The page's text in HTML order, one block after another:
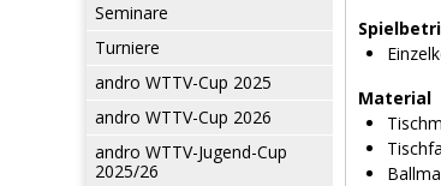
Seminare
Turniere
andro WTTV-Cup 2025
andro WTTV-Cup 2026
andro WTTV-Jugend-Cup
2025/26
Material